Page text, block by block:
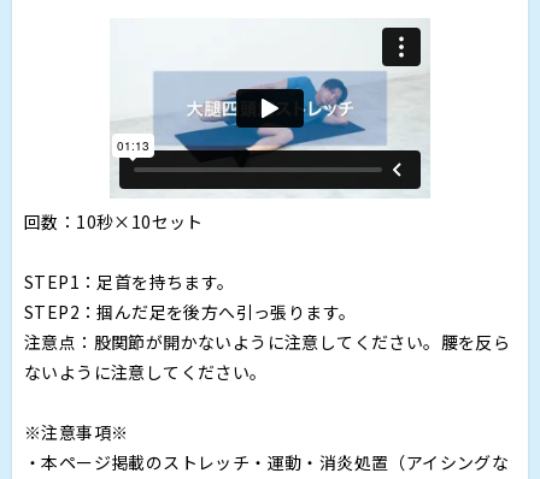
回数：10秒×10セット
STEP1：足首を持ちます。
STEP2：掴んだ足を後方へ引っ張ります。
注意点：股関節が開かないように注意してください。腰を反ら
ないように注意してください。
※注意事項※
・本ページ掲載のストレッチ・運動・消炎処置（アイシングな